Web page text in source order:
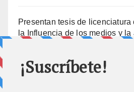
Presentan tesis de licenciatura
la Influencia de los medios y